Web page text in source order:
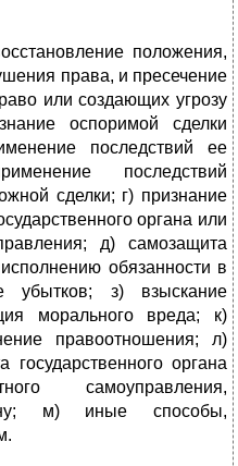
положения,
права, и пресечение
или создающих угрозу
оспоримой сделки
последствий ее
последствий
сделки; г) признание
органа или
д) самозащита
обязанности в
убытков; з) взыскание
морального вреда; к)
правоотношения; л)
государственного органа
самоуправления,
м) иные способы,